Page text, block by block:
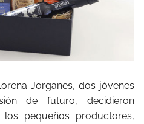
Jorganes, dos jóvenes
de futuro, decidieron
pequeños productores,